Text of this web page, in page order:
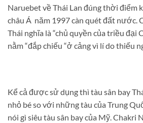
Naruebet về Thái Lan đúng thời điểm
châu Á năm 1997 càn quét đất nước.
Thái nghĩa là “chủ quyền của triều đại
nằm “đắp chiếu “ở cảng vì lí do thiếu
Kể cả được sử dụng thì tàu sân bay
nhỏ bé so với những tàu của Trung
nói gì siêu tàu sân bay của Mỹ. Chakri